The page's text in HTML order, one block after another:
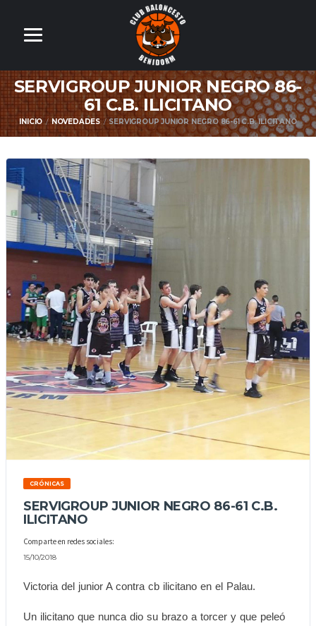
SERVIGROUP JUNIOR NEGRO 86-
61 C.B. ILICITANO
INICIO NOVEDADES SERVIGROUP JUNIOR NEGRO 86-61 C.B. ILICITANO
CRÓNICAS
SERVIGROUP JUNIOR NEGRO 86-61 C.B.
ILICITANO
Comparte en redes sociales:
15/10/2018
Victoria del junior A contra cb ilicitano en el Palau.
Un ilicitano que nunca dio su brazo a torcer y que peleó